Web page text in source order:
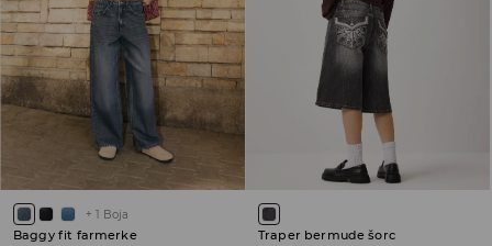
+ 1 Boja
Baggy fit farmerke Traper bermude šorc